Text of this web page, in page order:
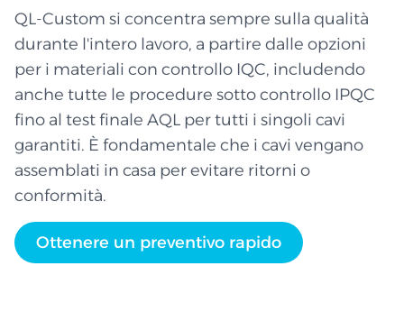
QL-Custom si concentra sempre sulla qualità
durante l'intero lavoro, a partire dalle opzioni
per i materiali con controllo IQC, includendo
anche tutte le procedure sotto controllo IPQC
fino al test finale AQL per tutti i singoli cavi
garantiti. È fondamentale che i cavi vengano
assemblati in casa per evitare ritorni o
conformità.
Ottenere un preventivo rapido